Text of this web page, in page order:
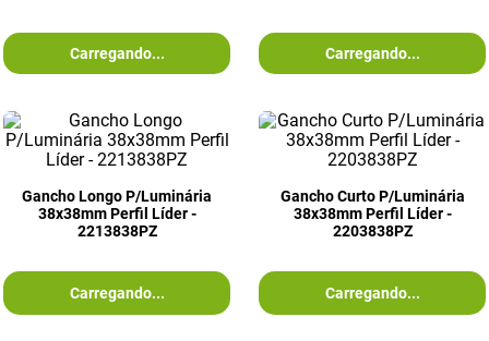
Carregando... Carregando...
Gancho Longo P/Luminária
38x38mm Perfil Líder -
2213838PZ
Carregando...
Gancho Curto P/Luminária
38x38mm Perfil Líder -
2203838PZ
Carregando...